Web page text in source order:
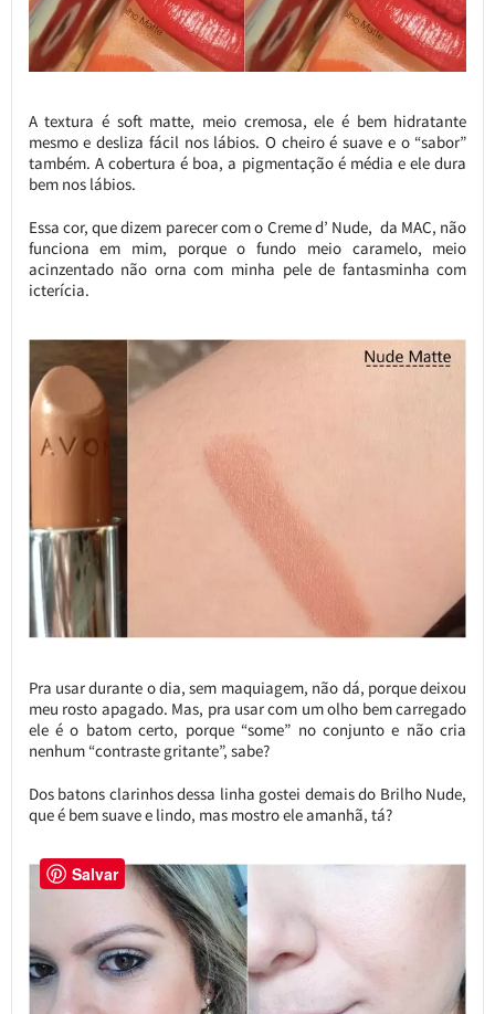
A textura é soft matte, meio cremosa, ele é bem hidratante
mesmo e desliza fácil nos lábios. O cheiro é suave e o “sabor”
também. A cobertura é boa, a pigmentação é média e ele dura
bem nos lábios.
Essa cor, que dizem parecer com o Creme d’ Nude, da MAC, não
funciona em mim, porque o fundo meio caramelo, meio
acinzentado não orna com minha pele de fantasminha com
icterícia.
Pra usar durante o dia, sem maquiagem, não dá, porque deixou
meu rosto apagado. Mas, pra usar com um olho bem carregado
ele é o batom certo, porque “some” no conjunto e não cria
nenhum “contraste gritante”, sabe?
Dos batons clarinhos dessa linha gostei demais do Brilho Nude,
que é bem suave e lindo, mas mostro ele amanhã, tá?
Salvar